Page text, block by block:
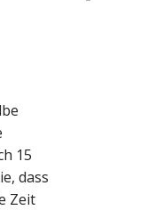
15
dass
Zeit